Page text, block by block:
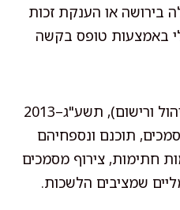
בירושה או הענקת זכות
באמצעות טופס בקשה
בנוסף, תקנות המקרקעין (ניהול ורישום), תשע"ג–2013
תוכנם ונספחיהם
חתימות, צירוף מסמכים
שמציבים הלשכות.